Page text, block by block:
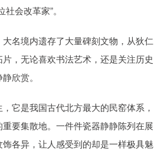
会改革家”。
名境内遗存了大量碑刻文物，从狄仁
，无论喜欢书法艺术，还是关注历史
欣赏。
它是我国古代北方最大的民窑体系，
要集散地。一件件瓷器静静陈列在展
各异，让人感受到的却是一样极具魅